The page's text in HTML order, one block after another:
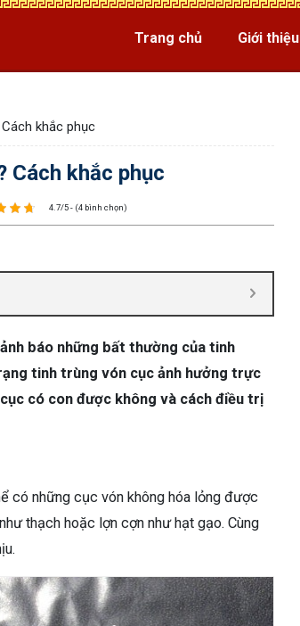
Trang chủ Giới thiệu
khắc phục
Cách khắc phục
4.7/5 - (4 bình chọn)
báo những bất thường của tinh
tinh trùng vón cục ảnh hưởng trực
có con được không và cách điều trị
có những cục vón không hóa lỏng được
thạch hoặc lợn cợn như hạt gạo. Cùng